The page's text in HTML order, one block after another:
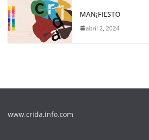
MAN¡FIESTO
abril 2, 2024
www.crida.info.com